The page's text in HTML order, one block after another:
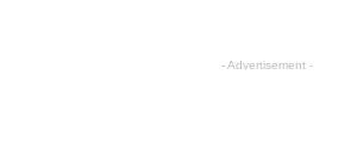
- Advertisement -